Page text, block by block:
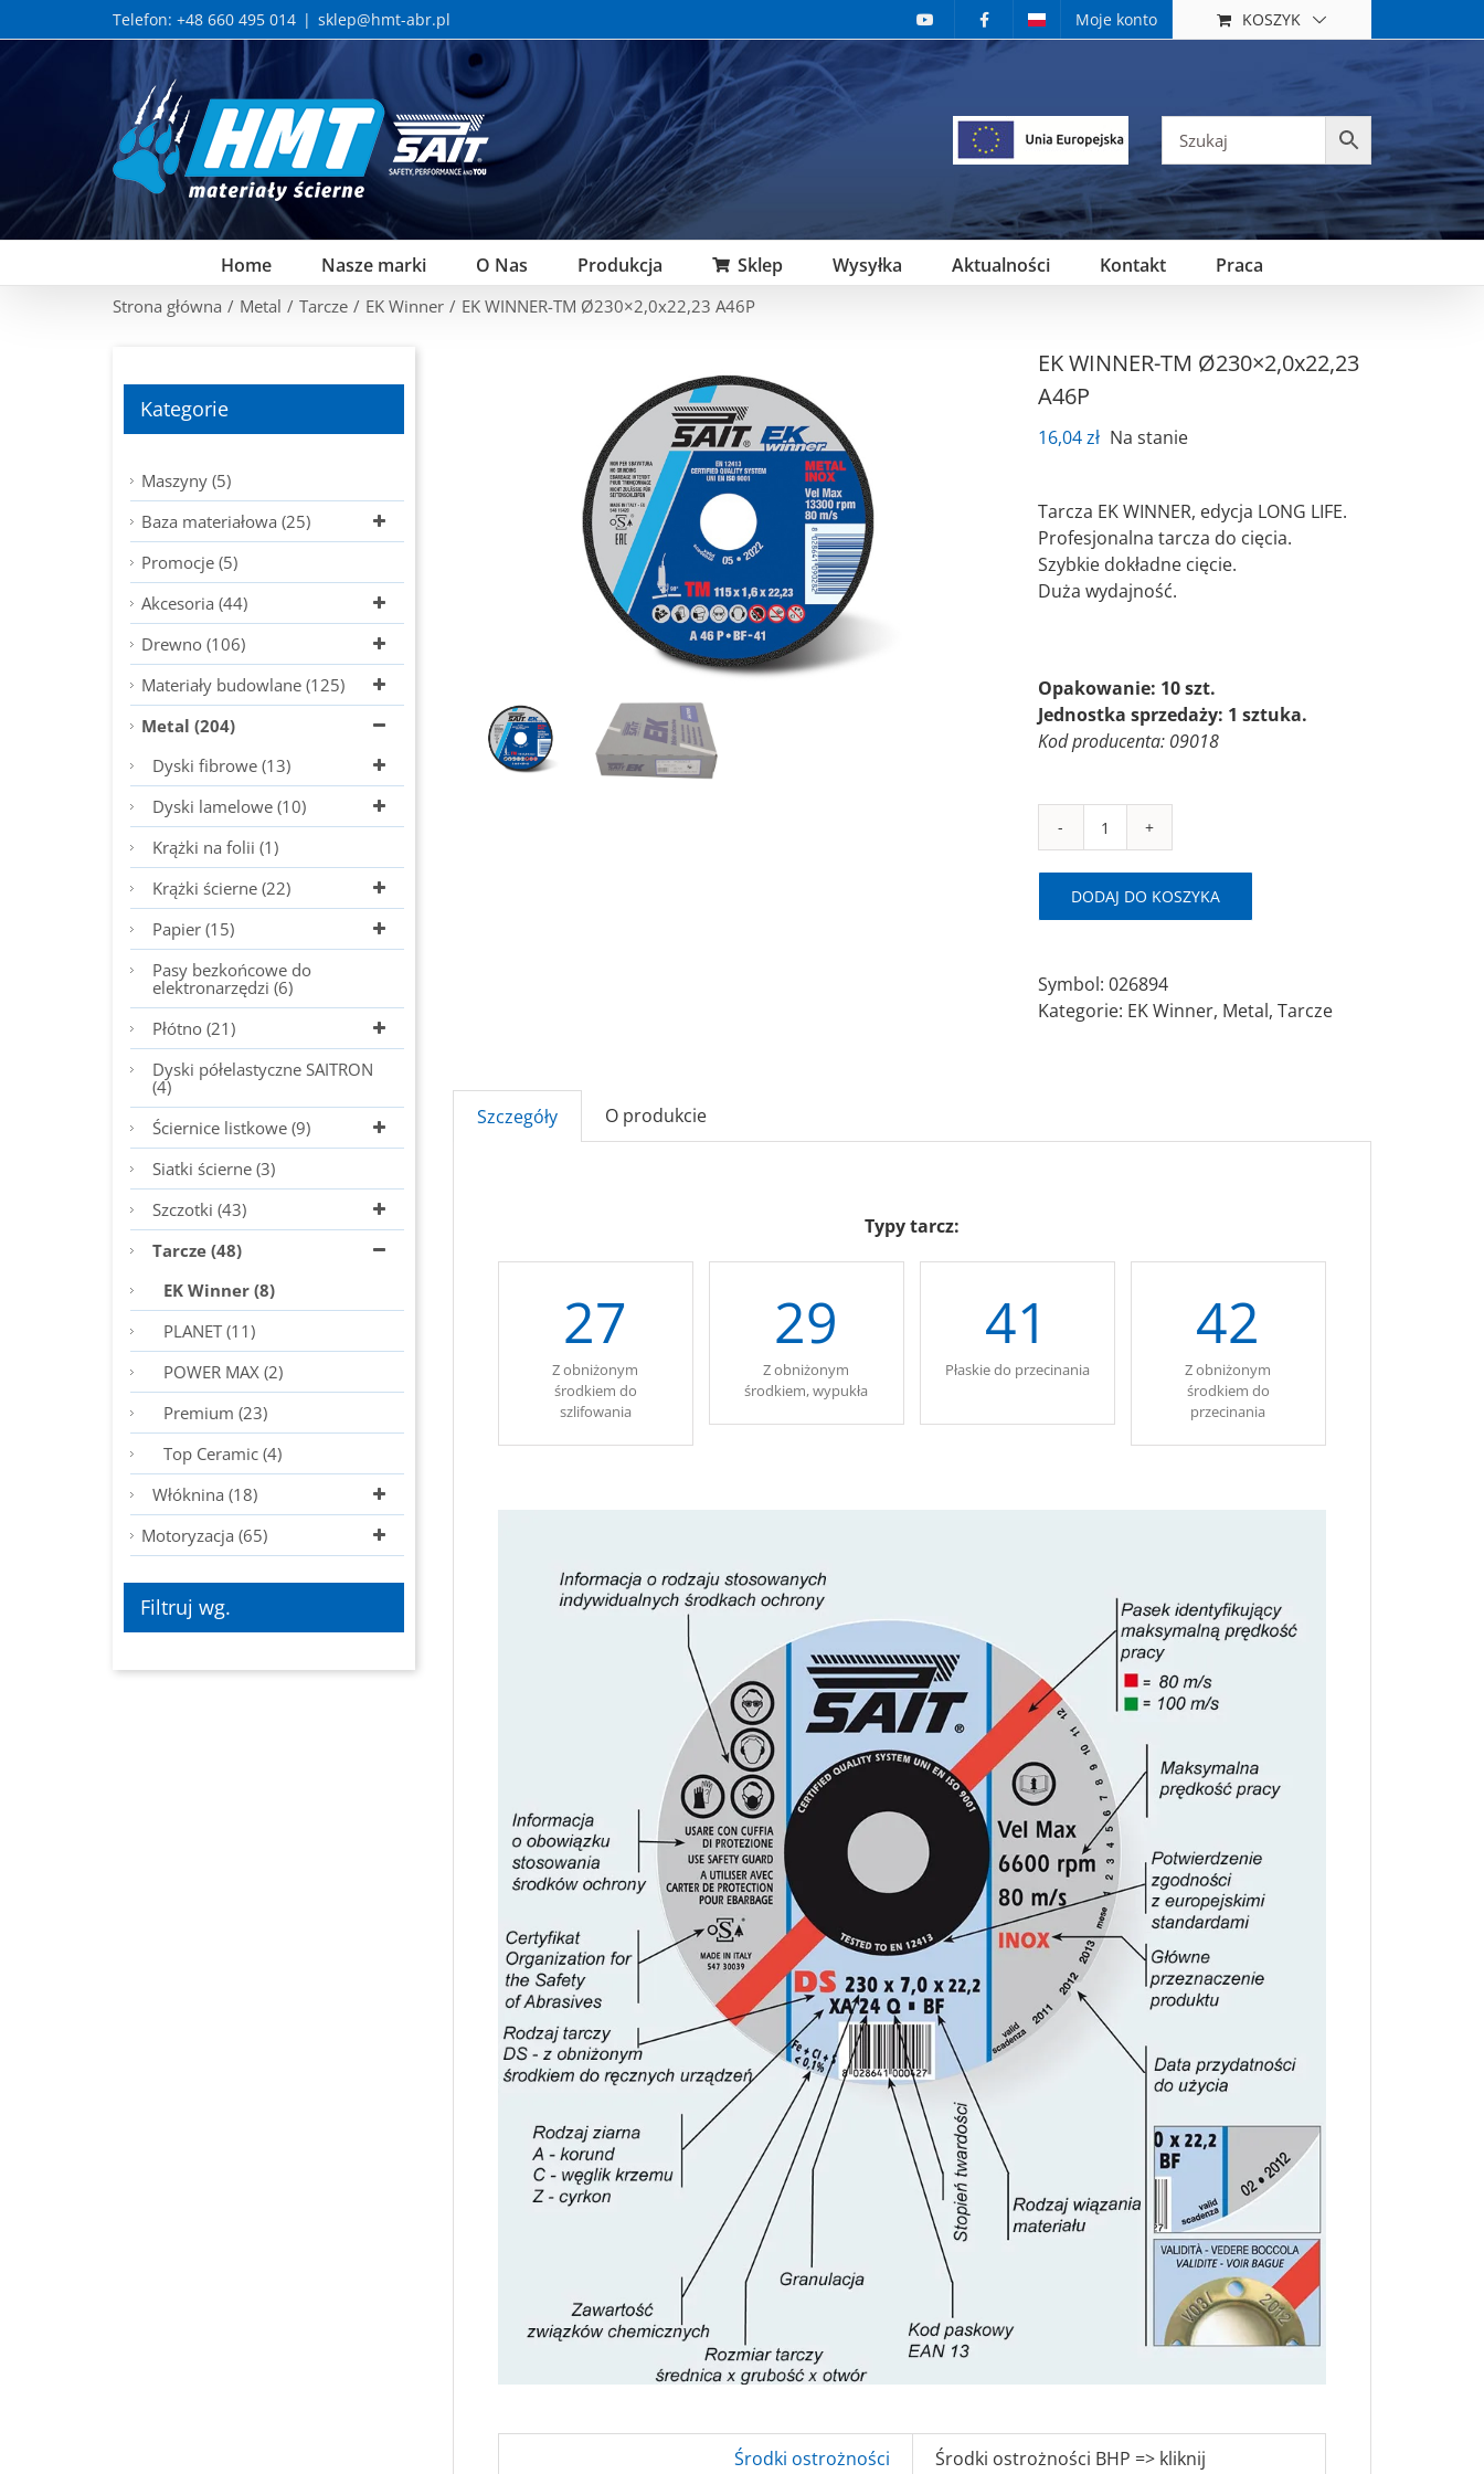
to
Telefon: +48 660 495 014 | sklep@hmt-abr.pl Moje konto KOSZYK
Home Nasze marki O Nas Produkcja Sklep Wysyłka Aktualności Kontakt Praca
Strona główna / Metal / Tarcze / EK Winner / EK WINNER-TM Ø230×2,0x22,23 A46P
EK WINNER-TM Ø230×2,0x22,23
A46P
16,04zł Na stanie
Tarcza EK WINNER, edycja LONG LIFE.
Profesjonalna tarcza do cięcia.
Szybkie dokładne cięcie.
Duża wydajność.
Opakowanie: 10 szt.
Jednostka sprzedaży: 1 sztuka.
Kod producenta: 09018
ilość
WINNER-
TM
A46P
DODAJ DO KOSZYKA
Symbol: 026894
Kategorie: EK Winner, Metal, Tarcze
Szczegóły O produkcie
Typy tarcz:
27
Z obniżonym
środkiem do
szlifowania
29
Z obniżonym
środkiem, wypukła
41
Płaskie do przecinania
42
Z obniżonym
środkiem do
przecinania
Środki ostrożności Środki ostrożności BHP => kliknij
Kategorie
Maszyny (5)
Baza materiałowa (25)
Promocje (5)
Akcesoria (44)
Drewno (106)
Materiały budowlane (125)
Metal (204)
Dyski fibrowe (13)
Dyski lamelowe (10)
Krążki na folii (1)
Krążki ścierne (22)
Papier (15)
Pasy bezkońcowe do
elektronarzędzi (6)
Płótno (21)
Dyski półelastyczne SAITRON
(4)
Ściernice listkowe (9)
Siatki ścierne (3)
Szczotki (43)
Tarcze (48)
EK Winner (8)
PLANET (11)
POWER MAX (2)
Premium (23)
Top Ceramic (4)
Włóknina (18)
Motoryzacja (65)
Filtruj wg.